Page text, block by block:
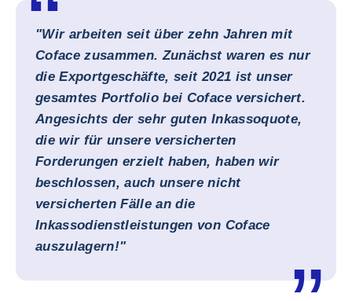
"Wir arbeiten seit über zehn Jahren mit
Coface zusammen. Zunächst waren es nur
die Exportgeschäfte, seit 2021 ist unser
gesamtes Portfolio bei Coface versichert.
Angesichts der sehr guten Inkassoquote,
die wir für unsere versicherten
Forderungen erzielt haben, haben wir
beschlossen, auch unsere nicht
versicherten Fälle an die
Inkassodienstleistungen von Coface
auszulagern!"